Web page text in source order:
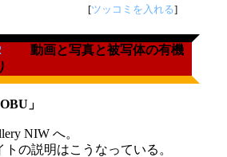
[ツッコミを入れる]
動画と写真と被写体の有機
」
NIW へ。
の説明はこうなっている。